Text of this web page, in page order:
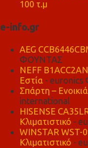
100 τ.μ
e-info.gr
AEG
ΦΟΥΝΤΑΣ
NEFF
Εστία -
Σπάρτη –
international
HISENSE
Κλιματιστικό -
WINSTAR WST-
Κλιματιστικό -